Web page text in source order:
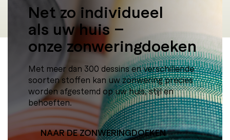
Net zo individueel
als uw huis –
onze zonweringdoeken
Met meer dan 300 dessins en verschillende
soorten stoffen kan uw zonwering precies
worden afgestemd op uw huis, stijl en
behoeften.
NAAR DE ZONWERINGDOEKEN